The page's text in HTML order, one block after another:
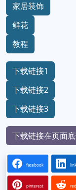
家居装饰
鲜花
教程
下载链接1
下载链接2
下载链接3
下载链接在页面
facebook
pinterest